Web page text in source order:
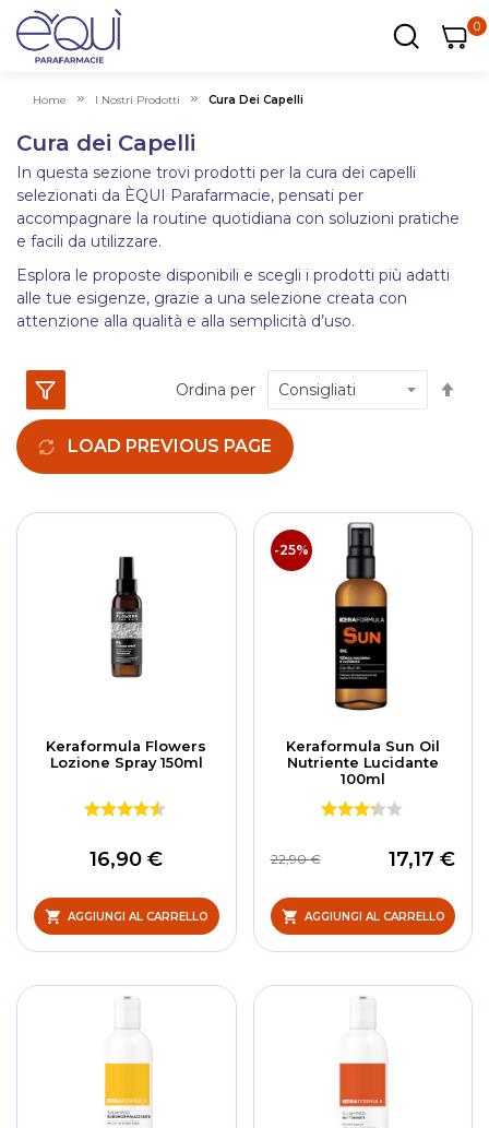
00
Home I Nostri Prodotti Cura Dei Capelli
Cura dei Capelli
In questa sezione trovi prodotti per la cura dei capelli
selezionati da ÈQUI Parafarmacie, pensati per
accompagnare la routine quotidiana con soluzioni pratiche
e facili da utilizzare.
Esplora le proposte disponibili e scegli i prodotti più adatti
alle tue esigenze, grazie a una selezione creata con
attenzione alla qualità e alla semplicità d’uso.
Ordina per
LOAD PREVIOUS PAGE
Keraformula Flowers
Lozione Spray 150ml
16,90 €
AGGIUNGI AL CARRELLO
-25%
Keraformula Sun Oil
Nutriente Lucidante
100ml
17,17 €
22,90 €
AGGIUNGI AL CARRELLO